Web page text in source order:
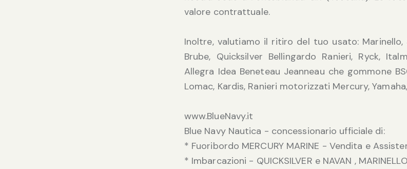
valore contrattuale.
Inoltre, valutiamo il ritiro del tuo usato: Marinello,
Brube, Quicksilver Bellingardo Ranieri, Ryck,
Allegra Idea Beneteau Jeanneau che gommone
Lomac, Kardis, Ranieri motorizzati Mercury,
www.BlueNavy.it
Blue Navy Nautica - concessionario ufficiale di:
* Fuoribordo MERCURY MARINE - Vendita e
* Imbarcazioni - QUICKSILVER e NAVAN ,